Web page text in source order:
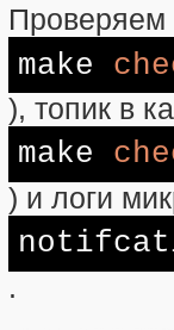
Проверяем
make
), топик в
make
) и логи
.